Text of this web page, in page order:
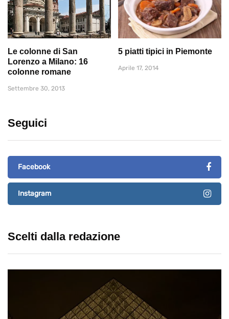
Le colonne di San
Lorenzo a Milano: 16
colonne romane
Settembre 30, 2013
5 piatti tipici in Piemonte
Aprile 17, 2014
Seguici
Facebook
Instagram
Scelti dalla redazione